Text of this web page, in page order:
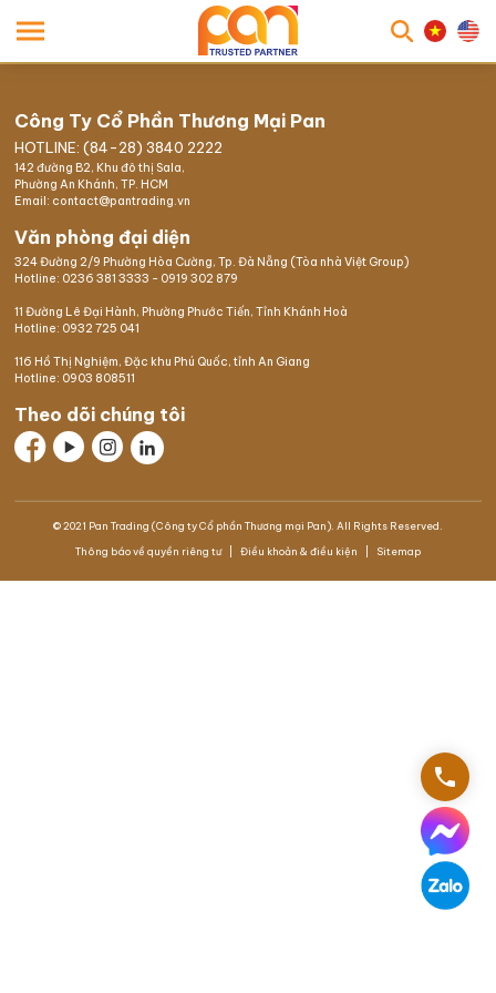
Công Ty Cổ Phần Thương Mại Pan
HOTLINE: (84-28) 3840 2222
142 đường B2, Khu đô thị Sala,
Phường An Khánh, TP. HCM
Email: contact@pantrading.vn
Văn phòng đại diện
324 Đường 2/9 Phường Hòa Cường, Tp. Đà Nẵng (Tòa nhà Việt Group)
Hotline: 0236 381 3333 - 0919 302 879
11 Đường Lê Đại Hành, Phường Phước Tiến, Tỉnh Khánh Hoà
Hotline: 0932 725 041
116 Hồ Thị Nghiệm, Đặc khu Phú Quốc, tỉnh An Giang
Hotline: 0903 808511
Theo dõi chúng tôi
© 2021 Pan Trading (Công ty Cổ phần Thương mại Pan). All Rights Reserved.
Thông báo về quyền riêng tư Điều khoản & điều kiện Sitemap
phone